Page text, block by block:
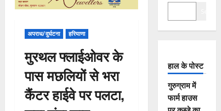
अपराध/दुर्घटना हरियाणा
मुरथल फ्लाईओवर के
पास मछलियों से भरा
कैंटर हाईवे पर पलटा,
हाल के पोस्ट
गुरुग्राम में
फार्म हाउस